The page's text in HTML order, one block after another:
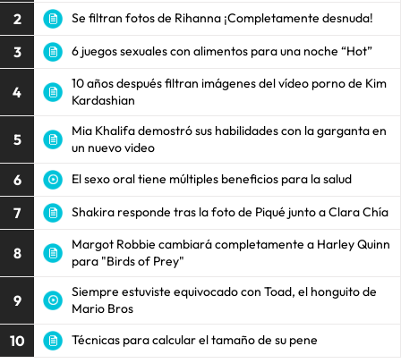
2 Se filtran fotos de Rihanna ¡Completamente desnuda!
3 6 juegos sexuales con alimentos para una noche “Hot”
4
10 años después filtran imágenes del vídeo porno de Kim
Kardashian
5
Mia Khalifa demostró sus habilidades con la garganta en
un nuevo video
6 El sexo oral tiene múltiples beneficios para la salud
7 Shakira responde tras la foto de Piqué junto a Clara Chía
8
Margot Robbie cambiará completamente a Harley Quinn
para "Birds of Prey"
9
Siempre estuviste equivocado con Toad, el honguito de
Mario Bros
10 Técnicas para calcular el tamaño de su pene